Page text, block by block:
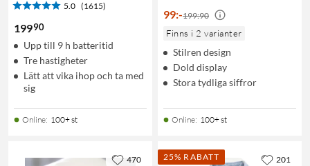
5.0 (1615)
19990
Upp till 9 h batteritid
Tre hastigheter
Lätt att vika ihop och ta med
sig
Online: 100+ st
99:-199:90
Finns i 2 varianter
Stilren design
Dold display
Stora tydliga siffror
Online: 100+ st
470 25% RABATT 201